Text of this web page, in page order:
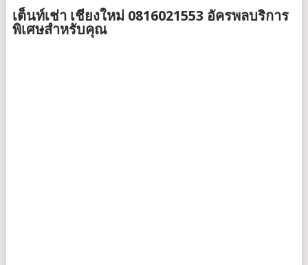
เต็นท์เช่า เชียงใหม่ 0816021553 อัครพลบริการ
พิเศษสำหรับคุณ